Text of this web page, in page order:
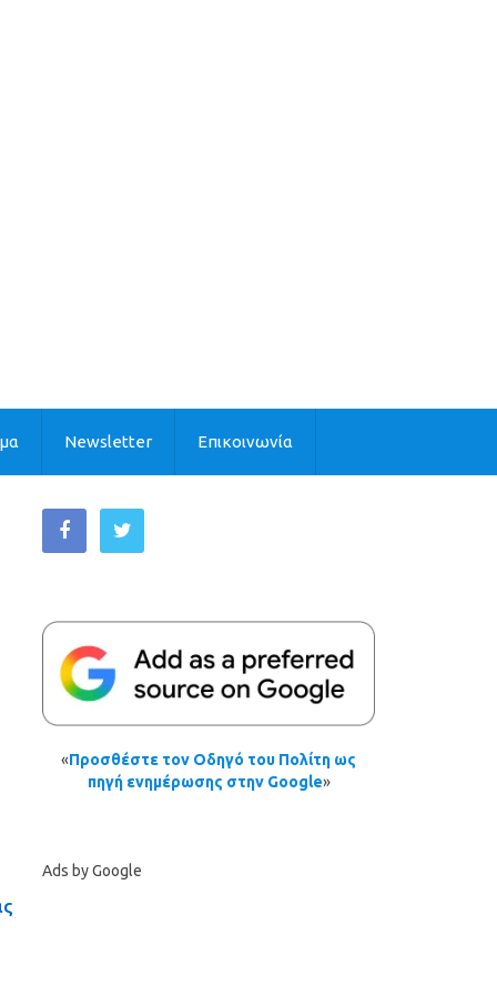
Newsletter Επικοινωνία
«Προσθέστε τον Οδηγό του Πολίτη ως
πηγή ενημέρωσης στην Google»
Ads by Google